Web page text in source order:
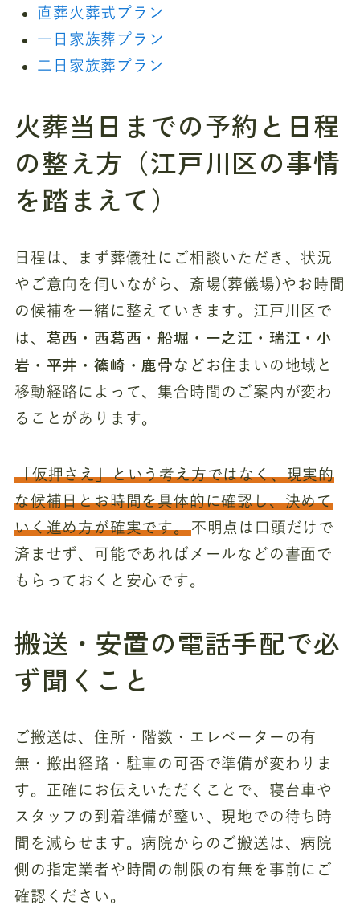
直葬火葬式プラン
一日家族葬プラン
二日家族葬プラン
火葬当日までの予約と日程
の整え方（江戸川区の事情
を踏まえて）
日程は、まず葬儀社にご相談いただき、状況
やご意向を伺いながら、斎場(葬儀場)やお時間
の候補を一緒に整えていきます。江戸川区で
は、 葛西・西葛西・船堀・一之江・瑞江・小
岩・平井・篠崎・鹿骨 などお住まいの地域と
移動経路によって、集合時間のご案内が変わ
ることがあります。
「仮押さえ」という考え方ではなく、現実的
な候補日とお時間を具体的に確認し、決めて
いく進め方が確実です。不明点は口頭だけで
済ませず、可能であればメールなどの書面で
もらっておくと安心です。
搬送・安置の電話手配で必
ず聞くこと
ご搬送は、住所・階数・エレベーターの有
無・搬出経路・駐車の可否で準備が変わりま
す。正確にお伝えいただくことで、寝台車や
スタッフの到着準備が整い、現地での待ち時
間を減らせます。病院からのご搬送は、病院
側の指定業者や時間の制限の有無を事前にご
確認ください。